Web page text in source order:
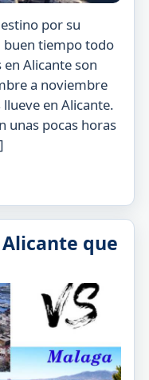
por su
buen tiempo todo
Alicante son
a noviembre
en Alicante.
unas pocas horas
que